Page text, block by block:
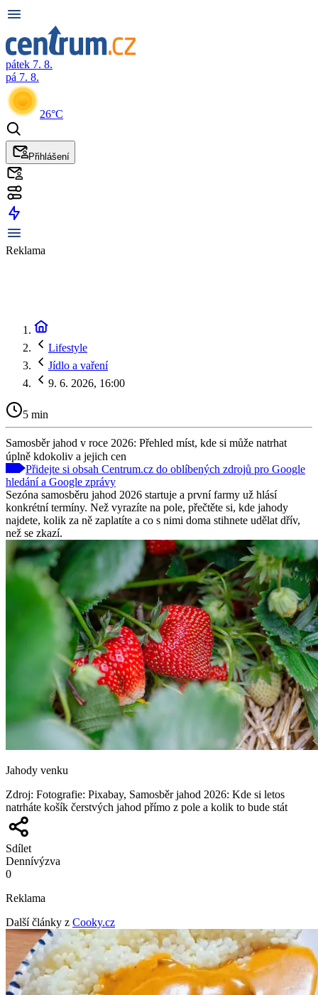
pátek 7. 8.
pá 7. 8.
26°C
Přihlášení
Reklama
Lifestyle
Jídlo a vaření
9. 6. 2026, 16:00
5 min
Samosběr jahod v roce 2026: Přehled míst, kde si může natrhat
úplně kdokoliv a jejich cen
Přidejte si obsah Centrum.cz do oblíbených zdrojů pro Google
hledání a Google zprávy
Sezóna samosběru jahod 2026 startuje a první farmy už hlásí
konkrétní termíny. Než vyrazíte na pole, přečtěte si, kde jahody
najdete, kolik za ně zaplatíte a co s nimi doma stihnete udělat dřív,
než se zkazí.
Jahody venku
Zdroj: Fotografie: Pixabay, Samosběr jahod 2026: Kde si letos
natrháte košík čerstvých jahod přímo z pole a kolik to bude stát
Sdílet
Dennívýzva
0
Reklama
Další články z Cooky.cz